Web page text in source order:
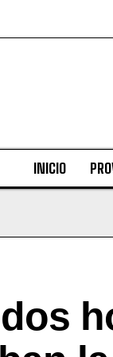
INICIO